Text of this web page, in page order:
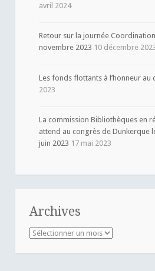
avril 2024
Retour sur la journée
novembre 2023 10 décembre
Les fonds flottants à l’honneur au
2023
La commission Bibliothèques en
attend au congrès de Dunkerque
juin 2023 17 mai 2023
Archives
Archives